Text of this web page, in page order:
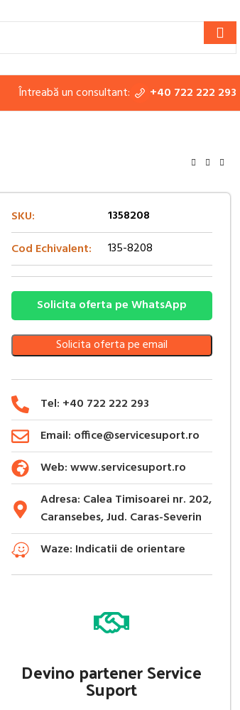
Întreabă un consultant: +40 722 222 293
SKU:
1358208
Cod Echivalent:
135-8208
Solicita oferta pe WhatsApp
Solicita oferta pe email
Tel: +40 722 222 293
Email: office@servicesuport.ro
Web: www.servicesuport.ro
Adresa: Calea Timisoarei nr. 202,
Caransebes, Jud. Caras-Severin
Waze: Indicatii de orientare
Devino partener Service
Suport